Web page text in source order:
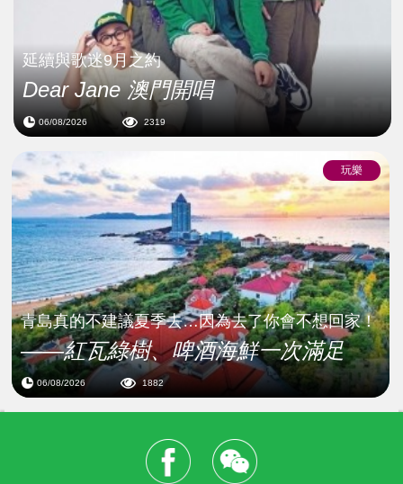
延續與歌迷9月之約
Dear Jane 澳門開唱
06/08/2026 2319
玩樂
青島真的不建議夏季去…因為去了你會不想回家！
——紅瓦綠樹、啤酒海鮮一次滿足
06/08/2026 1882